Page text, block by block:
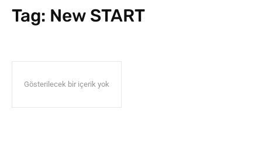
Tag: New START
Gösterilecek bir içerik yok